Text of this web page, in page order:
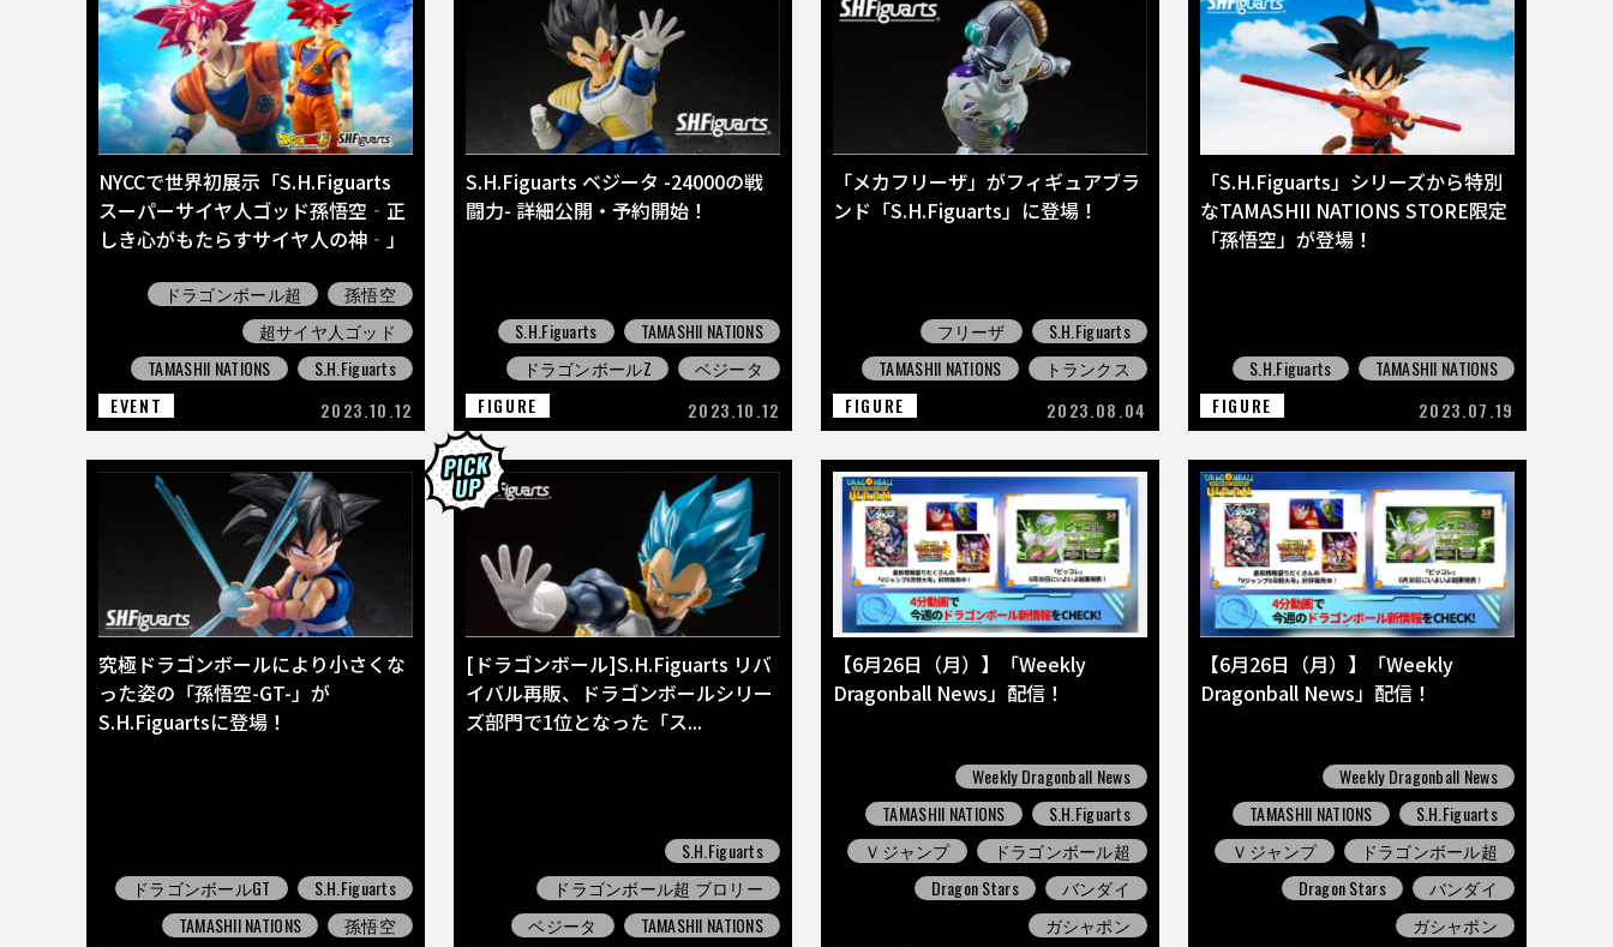
NYCCで世界初展示「S.H.Figuarts
スーパーサイヤ人ゴッド孫悟空‐正
しき心がもたらすサイヤ人の神‐」
ドラゴンボール超
孫悟空
超サイヤ人ゴッド
TAMASHII NATIONS
S.H.Figuarts
EVENT
2023.10.12
S.H.Figuarts ベジータ -24000の戦
闘力- 詳細公開・予約開始！
S.H.Figuarts
TAMASHII NATIONS
ドラゴンボールZ
ベジータ
FIGURE
2023.10.12
「メカフリーザ」がフィギュアブラ
ンド「S.H.Figuarts」に登場！
フリーザ
S.H.Figuarts
TAMASHII NATIONS
トランクス
FIGURE
2023.08.04
「S.H.Figuarts」シリーズから特別
なTAMASHII NATIONS STORE限定
「孫悟空」が登場！
S.H.Figuarts
TAMASHII NATIONS
FIGURE
2023.07.19
究極ドラゴンボールにより小さくな
った姿の「孫悟空-GT-」が
S.H.Figuartsに登場！
ドラゴンボールGT
S.H.Figuarts
TAMASHII NATIONS
孫悟空
[ドラゴンボール]S.H.Figuarts リバ
イバル再販、ドラゴンボールシリー
ズ部門で1位となった「ス...
S.H.Figuarts
ドラゴンボール超 ブロリー
ベジータ
TAMASHII NATIONS
【6月26日（月）】「Weekly
Dragonball News」配信！
Weekly Dragonball News
TAMASHII NATIONS
S.H.Figuarts
Ｖジャンプ
ドラゴンボール超
Dragon Stars
バンダイ
ガシャポン
【6月26日（月）】「Weekly
Dragonball News」配信！
Weekly Dragonball News
TAMASHII NATIONS
S.H.Figuarts
Ｖジャンプ
ドラゴンボール超
Dragon Stars
バンダイ
ガシャポン